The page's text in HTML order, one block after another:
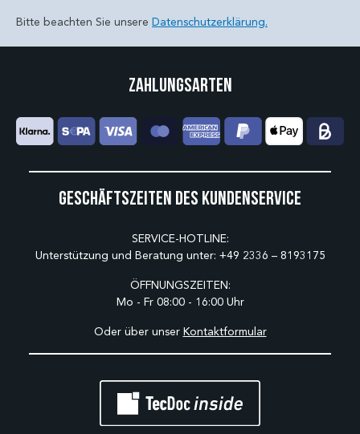
Bitte beachten Sie unsere Datenschutzerklärung.
Geschäftszeiten des Kundenservice
SERVICE-HOTLINE:
Unterstützung und Beratung unter: +49 2336 – 8193175
ÖFFNUNGSZEITEN:
Mo - Fr 08:00 - 16:00 Uhr
Oder über unser Kontaktformular
Zahlungsarten